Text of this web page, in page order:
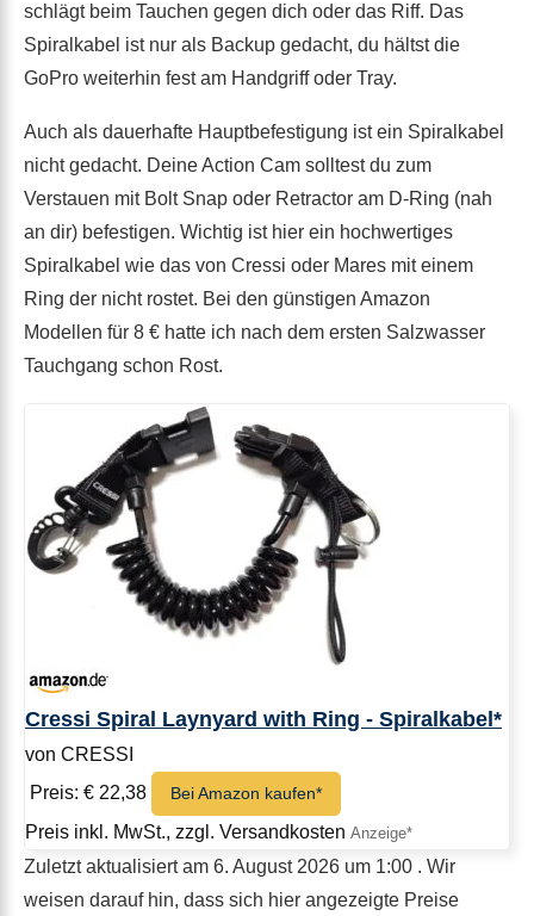
schlägt beim Tauchen gegen dich oder das Riff. Das
Spiralkabel ist nur als Backup gedacht, du hältst die
GoPro weiterhin fest am Handgriff oder Tray.
Auch als dauerhafte Hauptbefestigung ist ein Spiralkabel
nicht gedacht. Deine Action Cam solltest du zum
Verstauen mit Bolt Snap oder Retractor am D-Ring (nah
an dir) befestigen. Wichtig ist hier ein hochwertiges
Spiralkabel wie das von Cressi oder Mares mit einem
Ring der nicht rostet. Bei den günstigen Amazon
Modellen für 8 € hatte ich nach dem ersten Salzwasser
Tauchgang schon Rost.
Cressi Spiral Laynyard with Ring - Spiralkabel*
von CRESSI
Preis: € 22,38
Bei Amazon kaufen*
Preis inkl. MwSt., zzgl. Versandkosten
Zuletzt aktualisiert am 6. August 2026 um 1:00 . Wir
weisen darauf hin, dass sich hier angezeigte Preise